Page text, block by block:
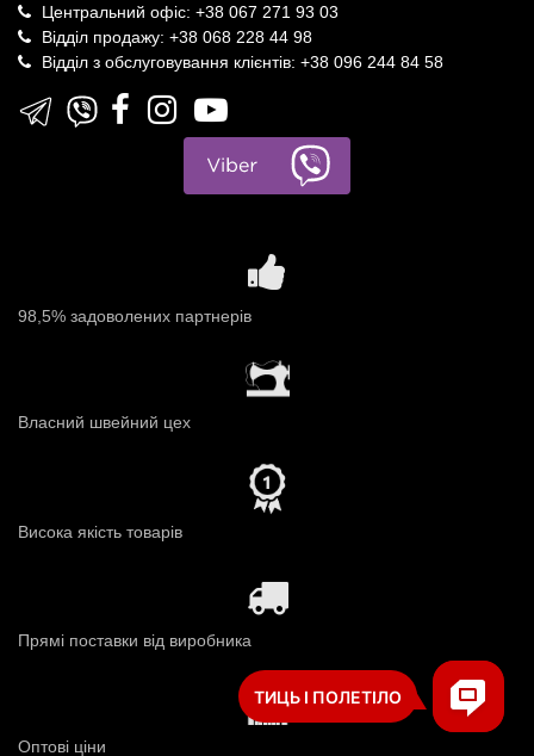
Центральний офіс: +38 067 271 93 03
Відділ продажу: +38 068 228 44 98
Відділ з обслуговування клієнтів: +38 096 244 84 58
98,5% задоволених партнерів
Власний швейний цех
Висока якість товарів
Прямі поставки від виробника
Оптові ціни